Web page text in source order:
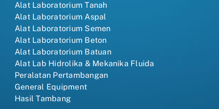
Alat Laboratorium Tanah
Alat Laboratorium Aspal
Alat Laboratorium Semen
Alat Laboratorium Beton
Alat Laboratorium Batuan
Alat Lab Hidrolika & Mekanika Fluida
Peralatan Pertambangan
General Equipment
Hasil Tambang